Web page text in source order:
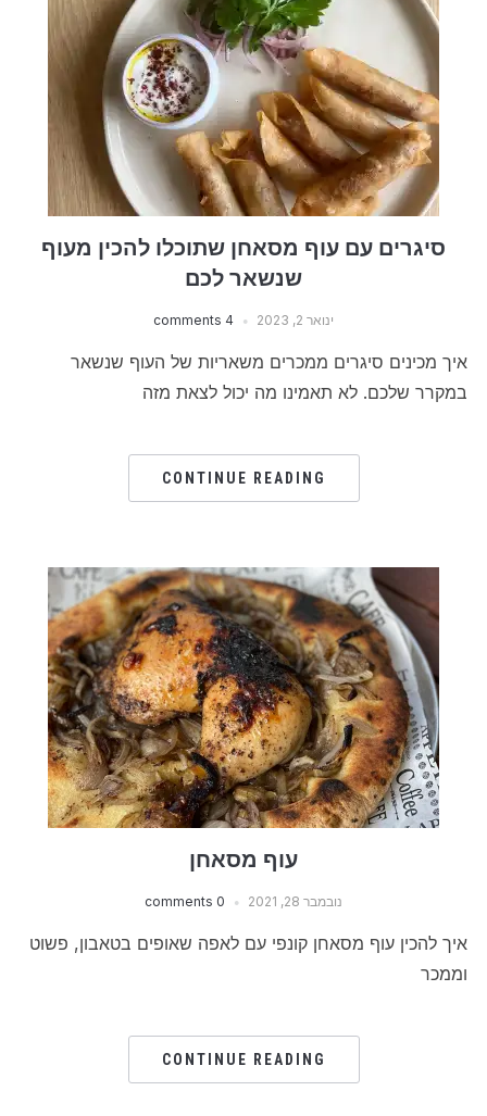
סיגרים עם עוף מסאחן שתוכלו להכין מעוף
שנשאר לכם
ינואר 2, 2023 4 comments
איך מכינים סיגרים ממכרים משאריות של העוף שנשאר
במקרר שלכם. לא תאמינו מה יכול לצאת מזה
CONTINUE READING
עוף מסאחן
נובמבר 28, 2021 0 comments
איך להכין עוף מסאחן קונפי עם לאפה שאופים בטאבון, פשוט
וממכר
CONTINUE READING